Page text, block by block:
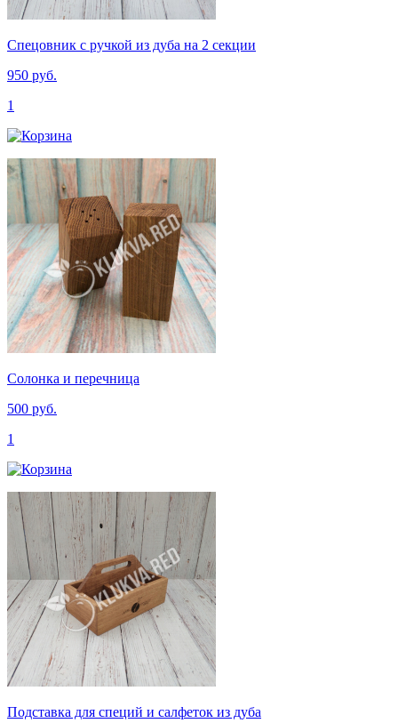
Спецовник с ручкой из дуба на 2 секции
950 руб.
1
Солонка и перечница
500 руб.
1
Подставка для специй и салфеток из дуба